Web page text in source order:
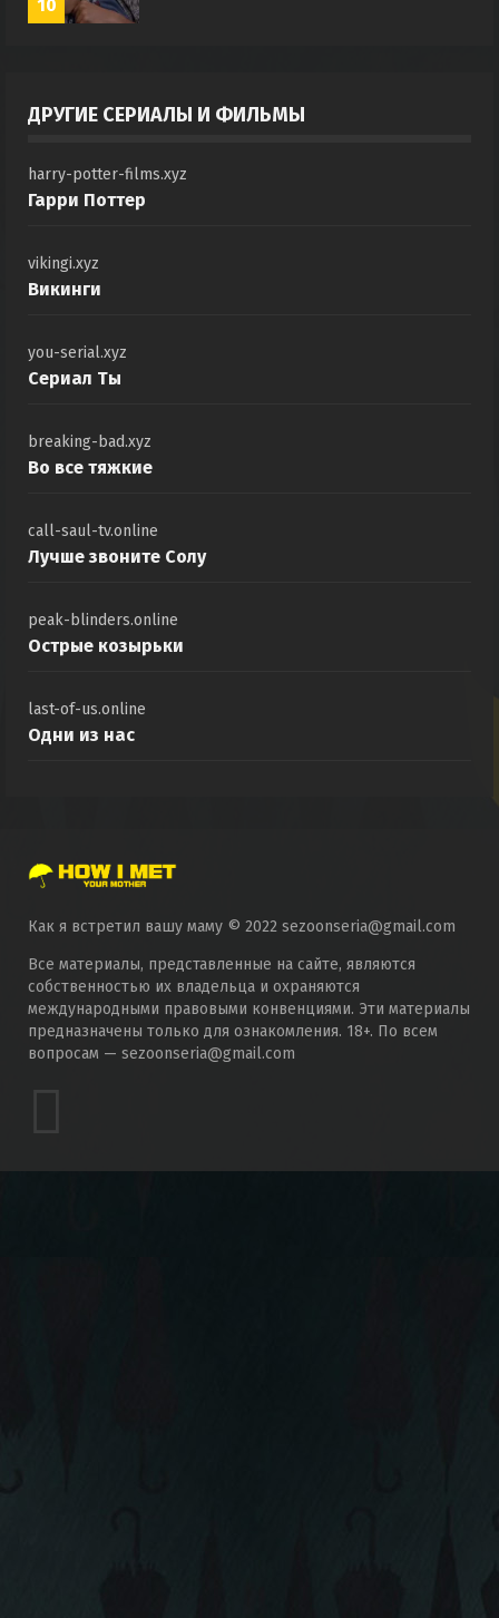
10
ДРУГИЕ СЕРИАЛЫ И ФИЛЬМЫ
harry-potter-films.xyz
Гарри Поттер
vikingi.xyz
Викинги
you-serial.xyz
Сериал Ты
breaking-bad.xyz
Во все тяжкие
call-saul-tv.online
Лучше звоните Солу
peak-blinders.online
Острые козырьки
last-of-us.online
Одни из нас
Как я встретил вашу маму © 2022 sezoonseria@gmail.com
Все материалы, представленные на сайте, являются
собственностью их владельца и охраняются
международными правовыми конвенциями. Эти материалы
предназначены только для ознакомления. 18+. По всем
вопросам — sezoonseria@gmail.com